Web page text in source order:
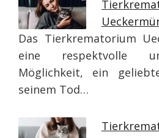
Das Tierkrematorium
eine respektvolle
Möglichkeit, ein
seinem Tod…